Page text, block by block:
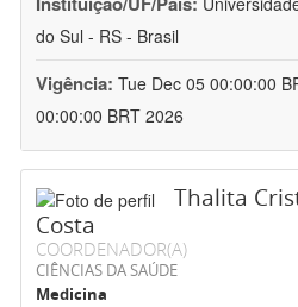
do Sul - RS - Brasil
Vigência: Tue Dec 05 00:00:00
00:00:00 BRT 2026
Thalita
Costa
COORDENADOR(A)
CIÊNCIAS DA SAÚDE
Medicina